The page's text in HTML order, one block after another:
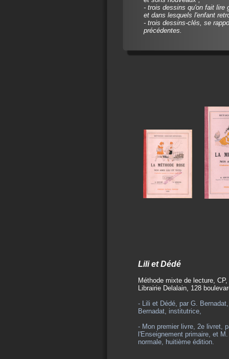
- trois dessins qu'on fait lire
et dans lesquels l'enfant
- trois dessins-clés, se
précédentes.
Lili et Dédé
Méthode mixte de lecture, CP,
Librairie Delalain, 128
- Lili et Dédé, par G.
Bernadat, institutrice,
- Mon premier livre, 2e livret,
l'Enseignement primaire, et
normale, huitième édition.